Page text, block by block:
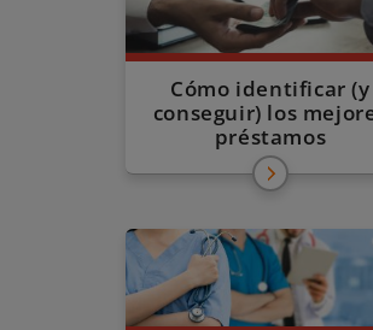
Cómo identificar (y
conseguir) los
préstamos